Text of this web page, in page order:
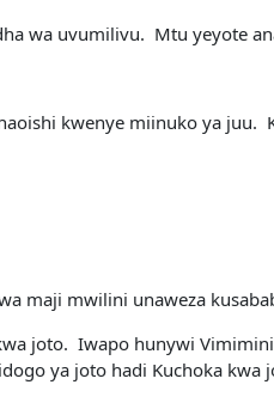
wa uvumilivu. Mtu yeyote
kwenye miinuko ya juu.
maji mwilini unaweza
joto. Iwapo hunywi
ya joto hadi Kuchoka kwa